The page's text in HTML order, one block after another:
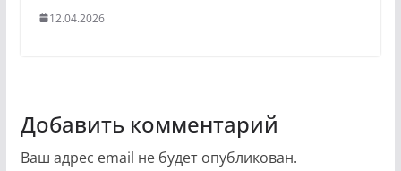
12.04.2026
Добавить комментарий
Ваш адрес email не будет опубликован.